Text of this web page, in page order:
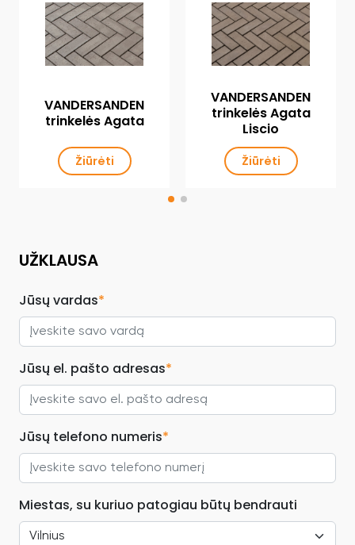
VANDERSANDEN
trinkelės Agata
Žiūrėti
VANDERSANDEN
trinkelės Agata
Liscio
Žiūrėti
UŽKLAUSA
Jūsų vardas*
Jūsų el. pašto adresas*
Jūsų telefono numeris*
Miestas, su kuriuo patogiau būtų bendrauti